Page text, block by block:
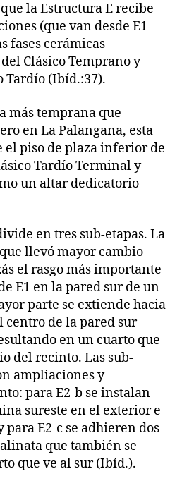
la Estructura E recibe
(que van desde E1
fases cerámicas
Clásico Temprano y
Tardío (Ibíd.:37).
más temprana que
en La Palangana, esta
el piso de plaza inferior de
Tardío Terminal y
un altar dedicatorio
en tres sub-etapas. La
llevó mayor cambio
el rasgo más importante
E1 en la pared sur de un
parte se extiende hacia
centro de la pared sur
en un cuarto que
del recinto. Las sub-
ampliaciones y
para E2-b se instalan
sureste en el exterior e
E2-c se adhieren dos
que también se
que ve al sur (Ibíd.).